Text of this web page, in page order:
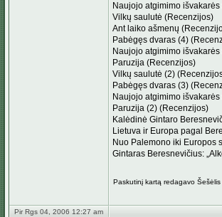
Naujojo atgimimo
Vilkų saulutė (Recenzijos)
Ant laiko ašmenų
Pabėgęs dvaras (4)
Naujojo atgimimo
Paruzija (Recenzijos)
Vilkų saulutė (2)
Pabėgęs dvaras (3)
Naujojo atgimimo
Paruzija (2) (Recenzijos)
Kalėdinė Gintaro
Lietuva ir Europa pagal
Nuo Palemono iki Europos
Gintaras Beresnevičius:
Paskutinį kartą redagavo
Pir Rgs 04, 2006 12:27 am